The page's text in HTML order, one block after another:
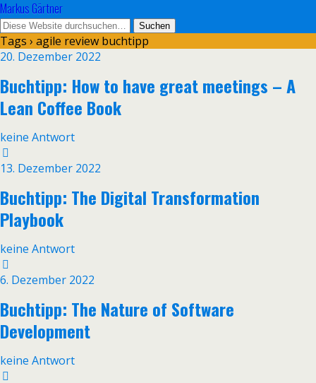
Markus Gärtner
Tags › agile review buchtipp
20. Dezember 2022
Buchtipp: How to have great meetings – A
Lean Coffee Book
keine Antwort
13. Dezember 2022
Buchtipp: The Digital Transformation
Playbook
keine Antwort
6. Dezember 2022
Buchtipp: The Nature of Software
Development
keine Antwort